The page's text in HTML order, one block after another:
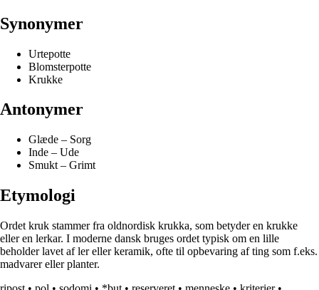
Synonymer
Urtepotte
Blomsterpotte
Krukke
Antonymer
Glæde – Sorg
Inde – Ude
Smukt – Grimt
Etymologi
Ordet kruk stammer fra oldnordisk krukka, som betyder en krukke
eller en lerkar. I moderne dansk bruges ordet typisk om en lille
beholder lavet af ler eller keramik, ofte til opbevaring af ting som f.eks.
madvarer eller planter.